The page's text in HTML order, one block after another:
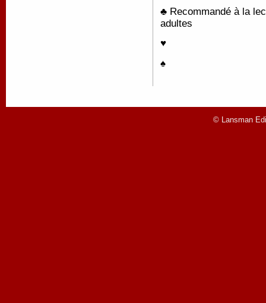
♣ Recommandé à la
adultes
♥
♠
© Lansman